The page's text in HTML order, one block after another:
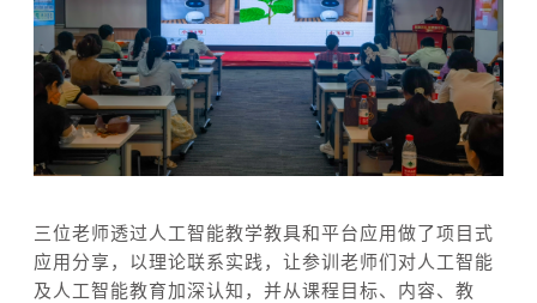
三位老师透过人工智能教学教具和平台应用做了项目式
应用分享，以理论联系实践，让参训老师们对人工智能
及人工智能教育加深认知，并从课程目标、内容、教